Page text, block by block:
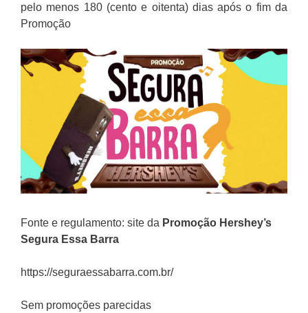
pelo menos 180 (cento e oitenta) dias após o fim da
Promoção
Fonte e regulamento: site da Promoção Hershey’s
Segura Essa Barra
https://seguraessabarra.com.br/
Sem promoções parecidas